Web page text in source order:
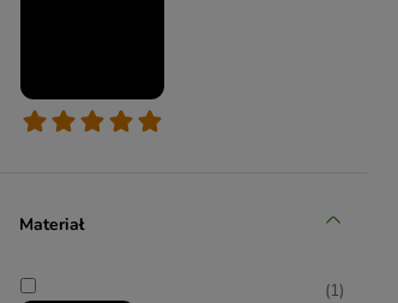
Materiał
(1)